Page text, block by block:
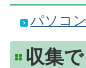
パソコ
収集